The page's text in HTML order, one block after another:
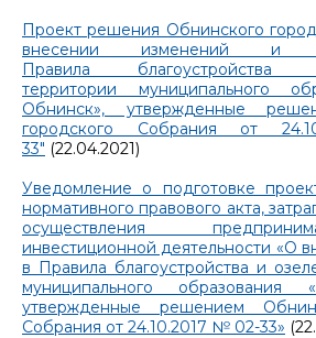
Проект решения Обнинского
внесении изменений и
Правила
территории муниципального
Обнинск», утвержденные
городского Собрания от
33" (22.04.2021)
Уведомление о подготовке
нормативного правового акта,
осуществления
инвестиционной деятельности «О
в Правила благоустройства и
муниципального образования
утвержденные решением
Собрания от 24.10.2017 № 02-33»